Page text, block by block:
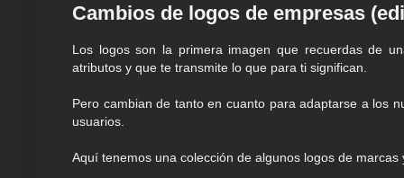
Cambios de logos de empresas
Los logos son la primera imagen que recuerdas de
atributos y que te transmite lo que para ti significan.
Pero cambian de tanto en cuanto para adaptarse a los
usuarios.
Aquí tenemos una colección de algunos logos de